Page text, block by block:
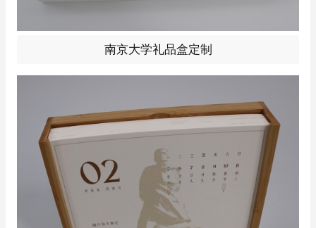
南大专属南雍印象艺术摆件礼盒定制！合金烤漆填色工艺
南京大学礼品盒定制